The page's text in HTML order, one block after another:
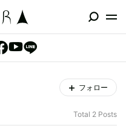
フォロー
Total 2 Posts